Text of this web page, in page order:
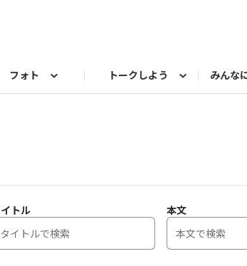
フォト トークしよう みんな
トル 本文